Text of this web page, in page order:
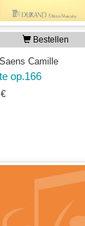
Bestellen
Camille
op.166
€